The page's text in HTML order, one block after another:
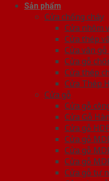
Sản phẩm
Cửa chống cháy
Cửa nhôm
Cửa thép
Cửa vân gỗ
Cửa gỗ
Cửa thép
Cửa Thép
Cửa gỗ
Cửa gỗ
Cửa Gỗ
Cửa gỗ
Cửa gỗ
Cửa gỗ
Cửa gỗ
Cửa gỗ tự